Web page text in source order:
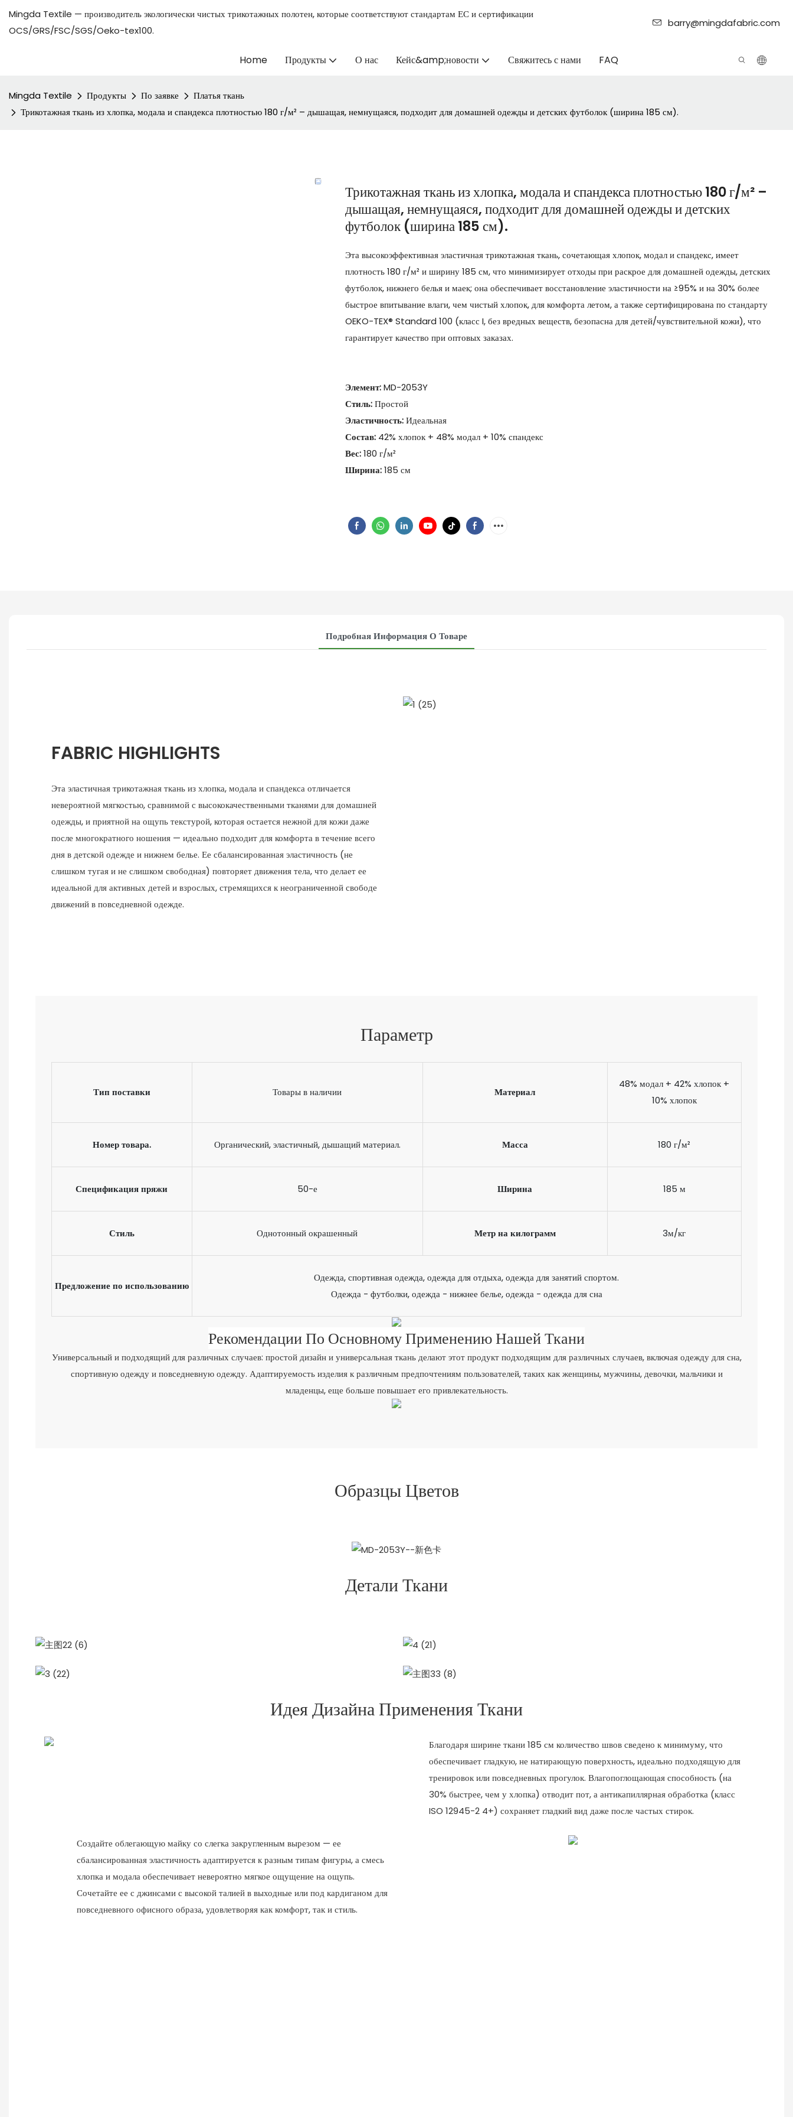
Mingda Textile — производитель экологически чистых трикотажных полотен, которые соответствуют стандартам ЕС и сертификации
OCS/GRS/FSC/SGS/Oeko-tex100.
barry@mingdafabric.com
Home Продукты О нас Кейс&amp;новости Свяжитесь с нами FAQ
Mingda Textile Продукты По заявке
Платья ткань
Трикотажная ткань из хлопка, модала и спандекса плотностью 180 г/м² – дышащая, немнущаяся, подходит для домашней одежды и детских футболок (ширина 185 см).
Трикотажная ткань из хлопка, модала и спандекса плотностью 180 г/м² –
дышащая, немнущаяся, подходит для домашней одежды и детских
футболок (ширина 185 см).
Эта высокоэффективная эластичная трикотажная ткань, сочетающая хлопок, модал и спандекс, имеет
плотность 180 г/м² и ширину 185 см, что минимизирует отходы при раскрое для домашней одежды, детских
футболок, нижнего белья и маек; она обеспечивает восстановление эластичности на ≥95% и на 30% более
быстрое впитывание влаги, чем чистый хлопок, для комфорта летом, а также сертифицирована по стандарту
OEKO-TEX® Standard 100 (класс I, без вредных веществ, безопасна для детей/чувствительной кожи), что
гарантирует качество при оптовых заказах.
Элемент:MD-2053Y
Стиль:Простой
Эластичность:Идеальная
Состав: 42% хлопок + 48% модал + 10% спандекс
Вес:180 г/м²
Ширина:185 см
Подробная Информация О Товаре
FABRIC HIGHLIGHTS
Эта эластичная трикотажная ткань из хлопка, модала и спандекса отличается
невероятной мягкостью, сравнимой с высококачественными тканями для домашней
одежды, и приятной на ощупь текстурой, которая остается нежной для кожи даже
после многократного ношения — идеально подходит для комфорта в течение всего
дня в детской одежде и нижнем белье. Ее сбалансированная эластичность (не
слишком тугая и не слишком свободная) повторяет движения тела, что делает ее
идеальной для активных детей и взрослых, стремящихся к неограниченной свободе
движений в повседневной одежде.
Параметр
Тип поставки Товары в наличии Материал
48% модал + 42% хлопок +
10% хлопок
Номер товара. Органический, эластичный, дышащий материал. Масса 180 г/м²
Спецификация пряжи 50-е Ширина 185 м
Стиль Однотонный окрашенный Метр на килограмм 3м/кг
Предложение по использованию
Одежда, спортивная одежда, одежда для отдыха, одежда для занятий спортом.
Одежда - футболки, одежда - нижнее белье, одежда - одежда для сна
Рекомендации По Основному Применению Нашей Ткани
Универсальный и подходящий для различных случаев: простой дизайн и универсальная ткань делают этот продукт подходящим для различных случаев, включая одежду для сна,
спортивную одежду и повседневную одежду. Адаптируемость изделия к различным предпочтениям пользователей, таких как женщины, мужчины, девочки, мальчики и
младенцы, еще больше повышает его привлекательность.
Образцы Цветов
Детали Ткани
Идея Дизайна Применения Ткани
Благодаря ширине ткани 185 см количество швов сведено к минимуму, что
обеспечивает гладкую, не натирающую поверхность, идеально подходящую для
тренировок или повседневных прогулок. Влагопоглощающая способность (на
30% быстрее, чем у хлопка) отводит пот, а антикапиллярная обработка (класс
ISO 12945-2 4+) сохраняет гладкий вид даже после частых стирок.
Создайте облегающую майку со слегка закругленным вырезом — ее
сбалансированная эластичность адаптируется к разным типам фигуры, а смесь
хлопка и модала обеспечивает невероятно мягкое ощущение на ощупь.
Сочетайте ее с джинсами с высокой талией в выходные или под кардиганом для
повседневного офисного образа, удовлетворяя как комфорт, так и стиль.